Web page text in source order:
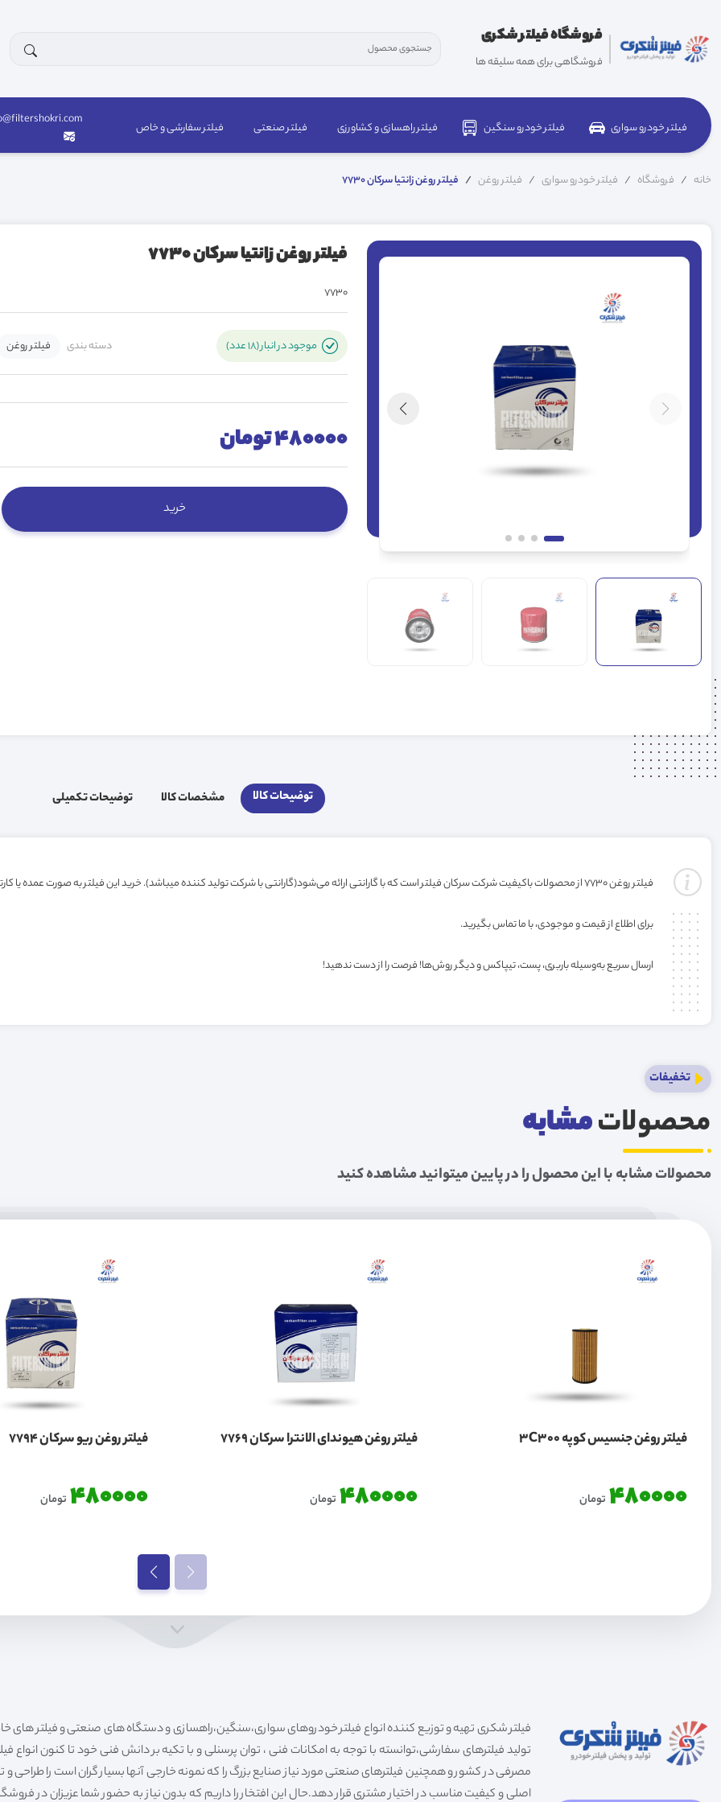
فروشگاه فیلتر شکری
فروشگاهی برای همه سلیقه ها
فیلتر خودرو سواری فیلتر خودرو سنگین فیلتر راهسازی و کشاورزی فیلتر صنعتی فیلتر سفارشی و خاص
خانه فروشگاه فیلتر خودرو سواری فیلتر روغن فیلتر روغن زانتیا سرکان 7730
فیلتر روغن زانتیا سرکان 7730
7730
موجود در انبار (18 عدد) دسته بندی فیلتر روغن
480000 تومان
توضیحات کالا مشخصات کالا توضیحات تکمیلی
فیلتر روغن 7730 از محصولات باکیفیت شرکت سرکان فیلتر است که با گارانتی ارائه می‌شود(گارانتی با شرکت تولید کننده میباشد). خرید این فیلتر به صورت عمده یا کارتنی شامل تخفیف ویژه فروشگاه می‌باشد.
برای اطلاع از قیمت و موجودی، با ما تماس بگیرید.
ارسال سریع به‌وسیله باربری، پست، تیپاکس و دیگر روش‌ها! فرصت را از دست ندهید!
تخفیفات
محصولاتمشابه
محصولات مشابه با این محصول را در پایین میتوانید مشاهده کنید
فیلتر روغن جنسیس کوپه 3C300
480000 تومان
فیلتر روغن هیوندای الانترا سرکان 7769
480000 تومان
فیلتر روغن ریو سرکان 7794
480000 تومان
تولید فیلترهای سفارشی،توانسته با توجه به امکانات فنی ، توان پرسنلی و با تکیه بر دانش فنی خود تا کنون انواع
مصرفی در کشور و همچنین فیلترهای صنعتی مورد نیاز صنایع بزرگ را که نمونه خارجی آنها بسیار گران است را طراحی و
اصلی و کیفیت مناسب در اختیار مشتری قرار دهد.حال این افتخار را داریم که بدون نیاز به حضور شما عزیزان در